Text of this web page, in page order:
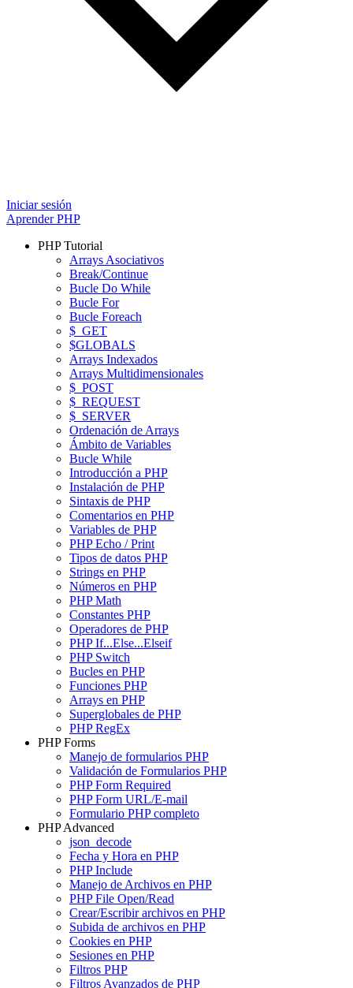
Iniciar sesión
Aprender PHP
PHP Tutorial
Arrays Asociativos
Break/Continue
Bucle Do While
Bucle For
Bucle Foreach
$_GET
$GLOBALS
Arrays Indexados
Arrays Multidimensionales
$_POST
$_REQUEST
$_SERVER
Ordenación de Arrays
Ámbito de Variables
Bucle While
Introducción a PHP
Instalación de PHP
Sintaxis de PHP
Comentarios en PHP
Variables de PHP
PHP Echo / Print
Tipos de datos PHP
Strings en PHP
Números en PHP
PHP Math
Constantes PHP
Operadores de PHP
PHP If...Else...Elseif
PHP Switch
Bucles en PHP
Funciones PHP
Arrays en PHP
Superglobales de PHP
PHP RegEx
PHP Forms
Manejo de formularios PHP
Validación de Formularios PHP
PHP Form Required
PHP Form URL/E-mail
Formulario PHP completo
PHP Advanced
json_decode
Fecha y Hora en PHP
PHP Include
Manejo de Archivos en PHP
PHP File Open/Read
Crear/Escribir archivos en PHP
Subida de archivos en PHP
Cookies en PHP
Sesiones en PHP
Filtros PHP
Filtros Avanzados de PHP